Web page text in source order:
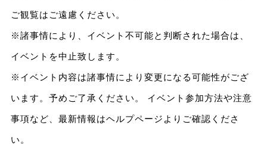
ご観覧はご遠慮ください。
※諸事情により、イベント不可能と判断された場合は、
イベントを中止致します。
※イベント内容は諸事情により変更になる可能性がござ
います。予めご了承ください。 イベント参加方法や注意
事項など、最新情報はヘルプページよりご確認くださ
い。